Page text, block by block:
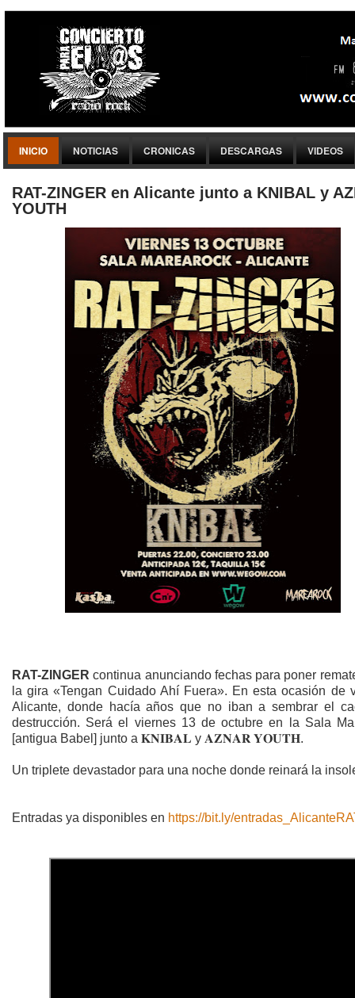
INICIO NOTICIAS CRONICAS DESCARGAS VIDEOS
RAT-ZINGER en Alicante junto a KNIBAL y
YOUTH
RAT-ZINGER continua anunciando fechas para poner
la gira «Tengan Cuidado Ahí Fuera». En esta ocasión de
Alicante, donde hacía años que no iban a sembrar el
destrucción. Será el viernes 13 de octubre en la Sala
[antigua Babel] junto a 𝐊𝐍𝐈𝐁𝐀𝐋 y 𝐀𝐙𝐍𝐀𝐑 𝐘𝐎𝐔𝐓𝐇.
Un triplete devastador para una noche donde reinará la
Entradas ya disponibles en https://bit.ly/